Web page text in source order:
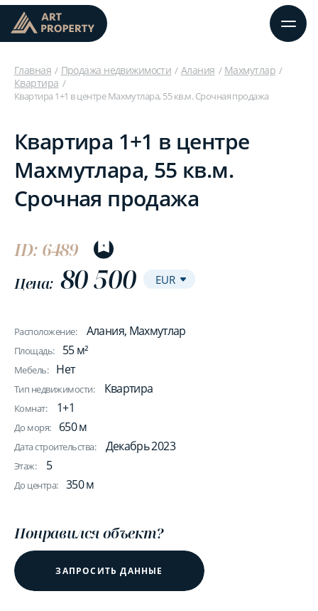
Главная Продажа недвижимости Алания
Махмутлар
Квартира
Квартира 1+1 в центре Махмутлара, 55 кв.м. Срочная продажа
Квартира 1+1 в центре
Махмутлара, 55 кв.м.
Срочная продажа
ID: 6489
Цена: 80 500
Расположение: Алания, Махмутлар
Площадь: 55 м²
Мебель: Нет
Тип недвижимости: Квартира
Комнат: 1+1
До моря: 650 м
Дата строительства: Декабрь 2023
Этаж: 5
До центра: 350 м
Понравился объект?
ЗАПРОСИТЬ ДАННЫЕ